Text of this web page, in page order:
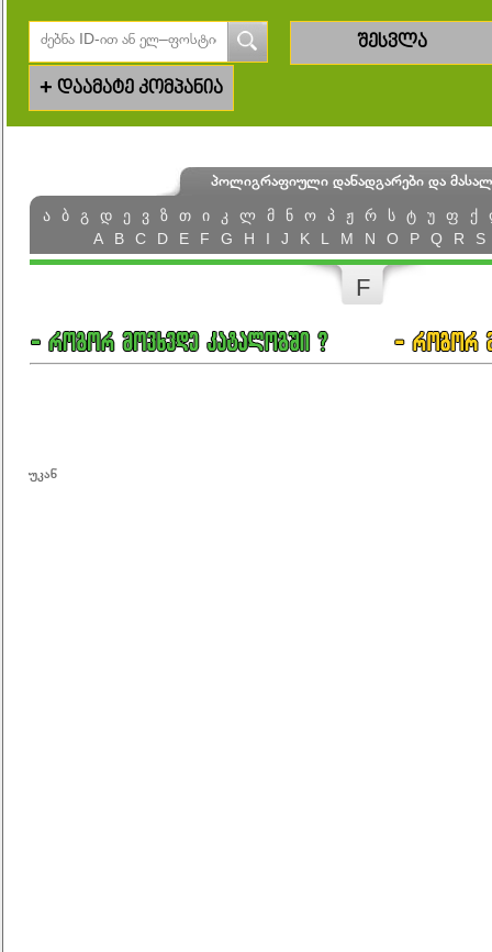
შესვლა
+ დაამატე კომპანია
პოლიგრაფიული დანადგარები და
ა
ბ გ დ ე ვ ზ თ ი კ ლ მ ნ ო პ ჟ რ ს ტ უ ფ ქ
A
B C D E F G H I J K L M N O P Q R S
F
უკან